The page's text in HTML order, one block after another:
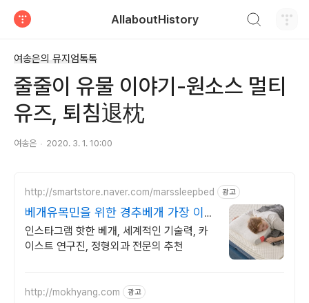
AllaboutHistory
여송은의 뮤지엄톡톡
줄줄이 유물 이야기-원소스 멀티
유즈, 퇴침退枕
여송은 2020. 3. 1. 10:00
http://smartstore.naver.com/marssleepbed 광고
베개유목민을 위한 경추베개 가장 이상
적인 인체공학 설계
인스타그램 핫한 베개, 세계적인 기술력, 카
이스트 연구진, 정형외과 전문의 추천
http://mokhyang.com 광고